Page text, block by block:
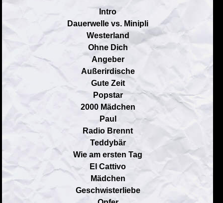
Intro
Dauerwelle vs. Minipli
Westerland
Ohne Dich
Angeber
Außerirdische
Gute Zeit
Popstar
2000 Mädchen
Paul
Radio Brennt
Teddybär
Wie am ersten Tag
El Cattivo
Mädchen
Geschwisterliebe